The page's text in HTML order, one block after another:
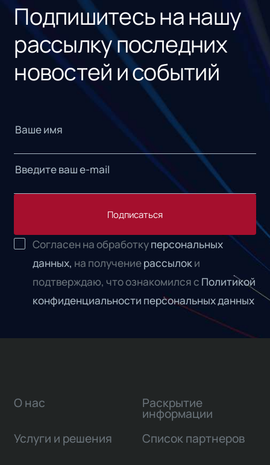
Подпишитесь на нашу
рассылку последних
новостей и событий
Подписаться
Согласен на обработкуперсональных
данных, на получениерассылоки
подтверждаю, что ознакомился с Политикой
конфиденциальности персональных данных
О нас
Услуги и решения
Раскрытие
информации
Список партнеров